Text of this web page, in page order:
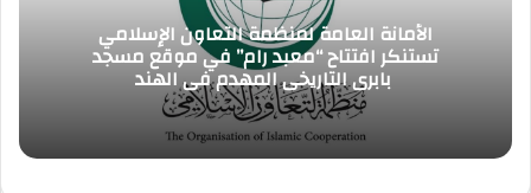
الأمانة العامة لمنظمة التعاون الإسلامي
تستنكر افتتاح “معبد رام” في موقع مسجد